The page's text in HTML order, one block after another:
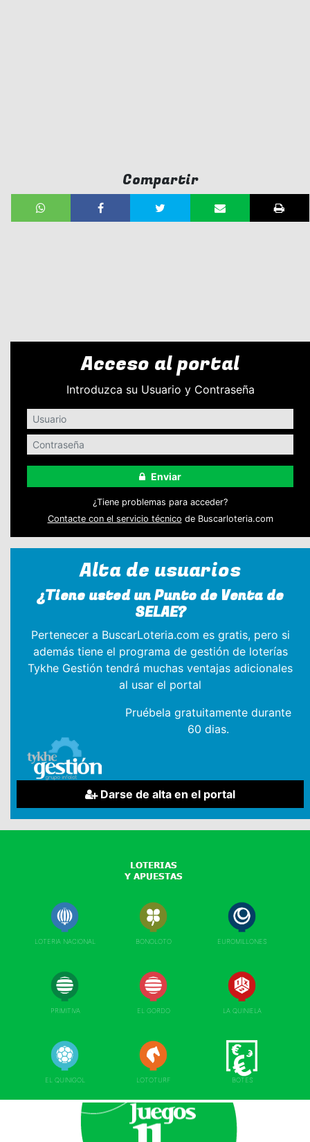
Compartir
Acceso al portal
Introduzca su Usuario y Contraseña
Enviar
¿Tiene problemas para acceder?
Contacte con el servicio técnico de Buscarloteria.com
Alta de usuarios
¿Tiene usted un Punto de Venta de
SELAE?
Pertenecer a BuscarLoteria.com es gratis, pero si
además tiene el programa de gestión de loterías
Tykhe Gestión tendrá muchas ventajas adicionales
al usar el portal
Pruébela gratuitamente durante
60 dias.
Darse de alta en el portal
LOTERIA NACIONAL BONOLOTO EUROMILLONES
PRIMITIVA EL GORDO LA QUINIELA
EL QUINIGOL LOTOTURF BOTES